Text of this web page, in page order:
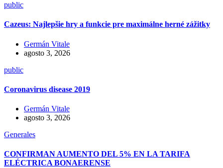
public
Cazeus: Najlepšie hry a funkcie pre maximálne herné zážitky
Germán Vitale
agosto 3, 2026
public
Coronavirus disease 2019
Germán Vitale
agosto 3, 2026
Generales
CONFIRMAN AUMENTO DEL 5% EN LA TARIFA
ELÉCTRICA BONAERENSE